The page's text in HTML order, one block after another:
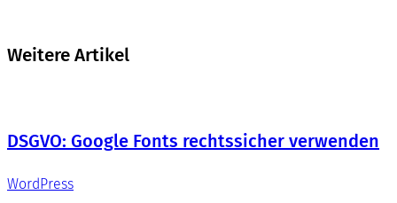
Weitere Artikel
DSGVO: Google Fonts rechtssicher verwenden
WordPress